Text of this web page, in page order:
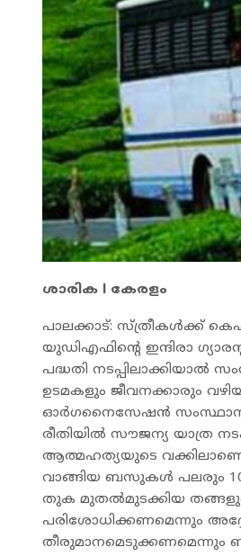
ശാരിക l കേരളം
പാലക്കാട്: സ്ത്രീകൾക്ക്
യുഡിഎഫിന്റെ ഇന്ദിരാ
പദ്ധതി
ഉടമകളും ജീവനക്കാരും
ഓർഗനൈസേഷൻ സംസ്ഥാന
രീതിയിൽ സൗജന്യ യാത്ര
ആത്മഹത്യയുടെ
വാങ്ങിയ ബസുകൾ പലരും
തുക മുതൽമുടക്കിയ
പരിശോധിക്കണമെന്നും
തീരുമാനമെടുക്കണമെന്നും